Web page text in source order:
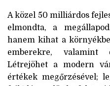
A közel 50 milliárdos
elmondta, a
hanem kihat a
emberekre, valamint
Létrejöhet a modern
értékek megőrzésével;